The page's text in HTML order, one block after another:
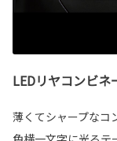
LEDリヤコンビ
薄くてシャープなコ